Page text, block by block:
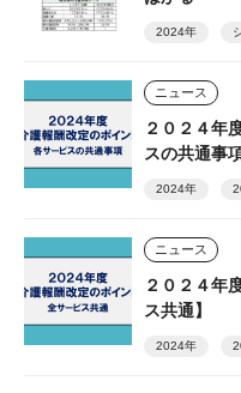
2024年
ニュース
２０２４年
スの共通事項
2024年
ニュース
２０２４年
ス共通】
2024年